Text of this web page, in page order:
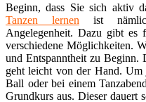
Beginn, dass Sie sich aktiv
Tanzen lernen ist
Angelegenheit. Dazu gibt es
verschiedene Möglichkeiten.
und Entspanntheit zu Beginn.
geht leicht von der Hand. Um
Ball oder bei einem
Grundkurs aus. Dieser dauert